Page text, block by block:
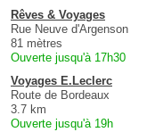
Rêves & Voyages
Rue Neuve d'Argenson
81 mètres
Ouverte jusqu'à 17h30
Voyages E.Leclerc
Route de Bordeaux
3.7 km
Ouverte jusqu'à 19h